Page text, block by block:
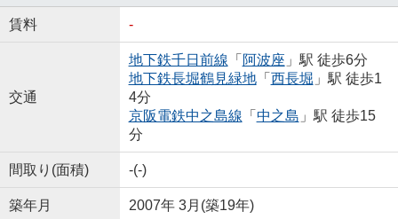
賃料 -
交通
地下鉄千日前線 「 阿波座 」駅 徒歩6分
地下鉄長堀鶴見緑地「 西長堀 」駅 徒歩1
4分
京阪電鉄中之島線 「 中之島 」駅 徒歩15
分
間取り(面積) -(-)
築年月 2007年 3月(築19年)